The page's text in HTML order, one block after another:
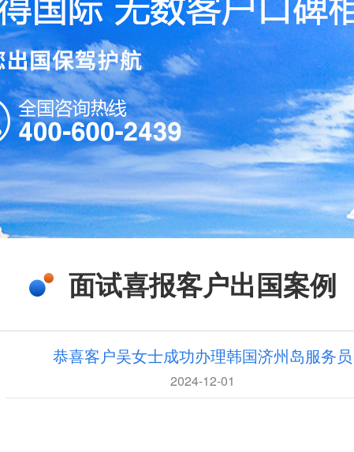
面试喜报客户出国案例
恭喜客户吴女士成功办理韩国济州岛服务员
2024-12-01